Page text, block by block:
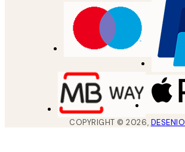
COPYRIGHT ©2026, DESENIO